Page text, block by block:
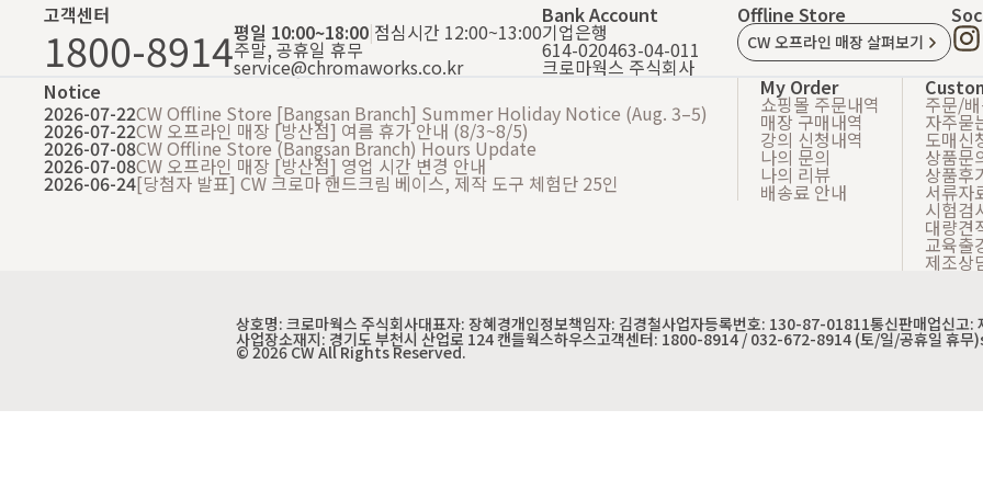
고객센터
1800-8914평일 10:00~18:00|점심시간 12:00~13:00
주말, 공휴일 휴무
service@chromaworks.co.kr
Bank Account
기업은행
614-020463-04-011
크로마웍스 주식회사
Offline Store
CW 오프라인 매장 살펴보기
Notice
2026-07-22CW Offline Store [Bangsan Branch] Summer Holiday Notice (Aug. 3–5)
2026-07-22CW 오프라인 매장 [방산점] 여름 휴가 안내 (8/3~8/5)
2026-07-08CW Offline Store (Bangsan Branch) Hours Update
2026-07-08CW 오프라인 매장 [방산점] 영업 시간 변경 안내
2026-06-24[당첨자 발표] CW 크로마 핸드크림 베이스, 제작 도구 체험단 25인
My Order
쇼핑몰 주문내역
매장 구매내역
강의 신청내역
나의 문의
나의 리뷰
배송료 안내
주문/
자주묻
도매신
상품문
상품후
서류자
시험검
대량견
교육출
제조상
상호명: 크로마웍스 주식회사대표자: 장혜경개인정보책임자: 김경철사업자등록번호: 130-87-01811통신판매업신고
사업장소재지: 경기도 부천시 산업로 124 캔들웍스하우스고객센터: 1800-8914 / 032-672-8914 (토/일/공휴일 휴무)
© 2026 CW All Rights Reserved.